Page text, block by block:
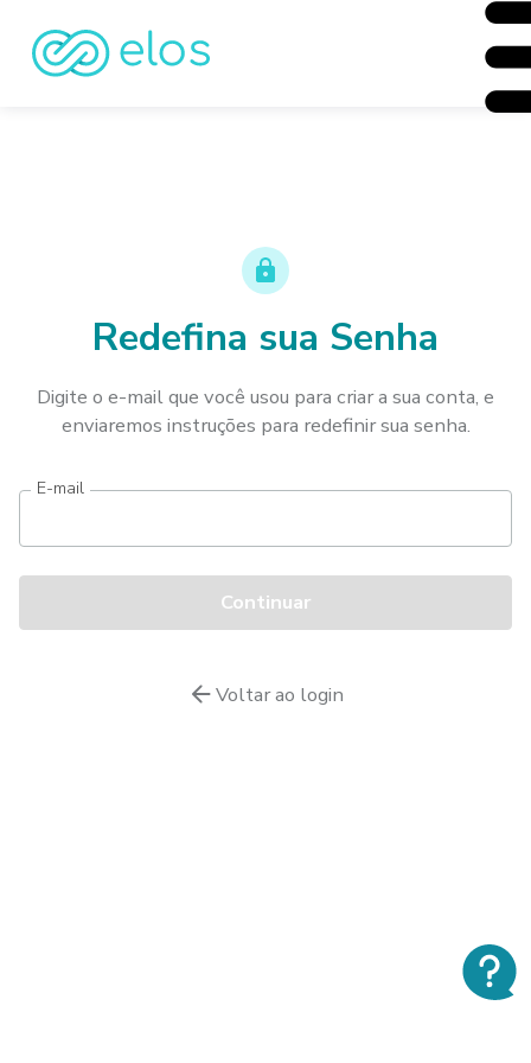
Redefina sua Senha
Digite o e-mail que você usou para criar a sua conta, e
enviaremos instruções para redefinir sua senha.
E-mail
Voltar ao login